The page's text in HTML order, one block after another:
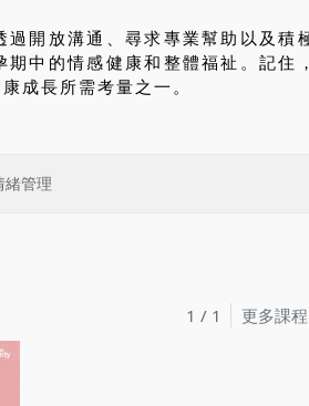
開放溝通、尋求專業幫助以及積
中的情感健康和整體福祉。記住
成長所需考量之一。
緒管理
更多課程
1 / 1